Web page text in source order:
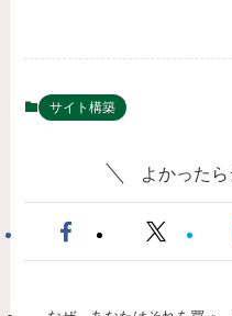
サイト構築
よかったら